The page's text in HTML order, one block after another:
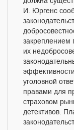
И. Юргенс
закреплением
их
уголовной
правами для
страховом
детективов.